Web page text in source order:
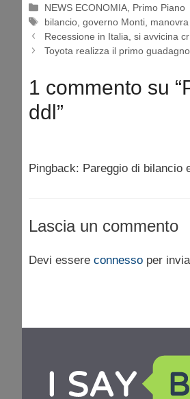
Categorie
NEWS ECONOMIA Primo Piano
Tag
bilancio ,governo Monti
Recessione in Italia, si avvicina
Toyota realizza il primo
1 commento su
ddl”
Pingback: Pareggio di bilancio
Lascia un commento
Devi essere connesso per